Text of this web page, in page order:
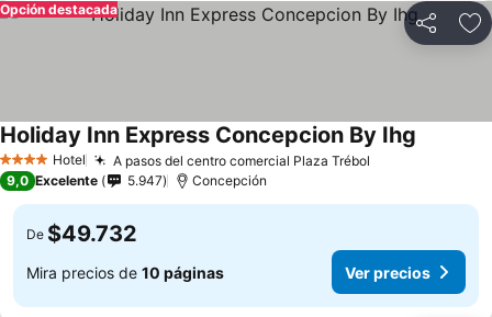
Compartir
Opción destacada
4 EstrellasHotel A pasos del centro comercial Plaza Trébol
Holiday Inn Express Concepcion By Ihg
9,0 Excelente 5.947 Concepción
De $49.732
Mira precios de 10 páginas Ver precios